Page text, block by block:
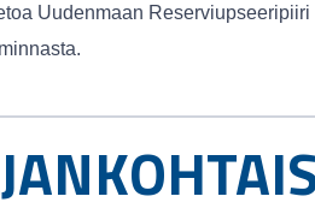
Uudenmaan